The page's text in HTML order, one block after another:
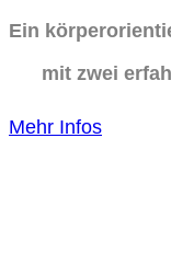
Ein
mit zwei
Mehr Infos